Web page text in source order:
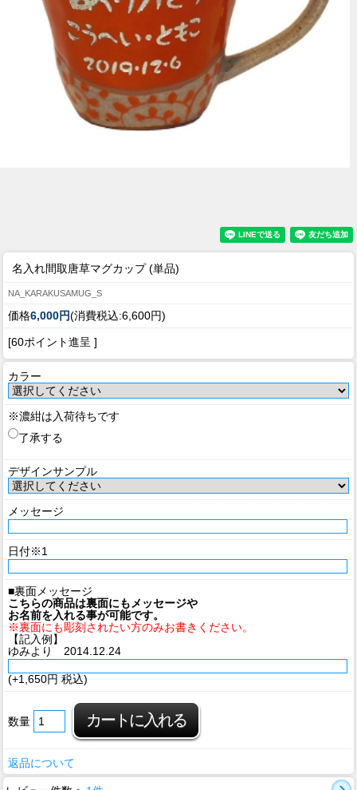
名入れ間取唐草マグカップ (単品)
NA_KARAKUSAMUG_S
価格6,000円(消費税込:6,600円)
[60ポイント進呈 ]
カラー
※濃紺は入荷待ちです
了承する
デザインサンプル
メッセージ
日付※1
■裏面メッセージ
こちらの商品は裏面にもメッセージや
お名前を入れる事が可能です。
※裏面にも彫刻されたい方のみお書きください。
【記入例】
ゆみより 2014.12.24
(+1,650円 税込)
数量
返品について